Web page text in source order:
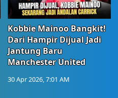
Kobbie Mainoo Bangkit!
Dari Hampir Dijual Jadi
Jantung Baru
Manchester United
30 Apr 2026, 7:01 AM